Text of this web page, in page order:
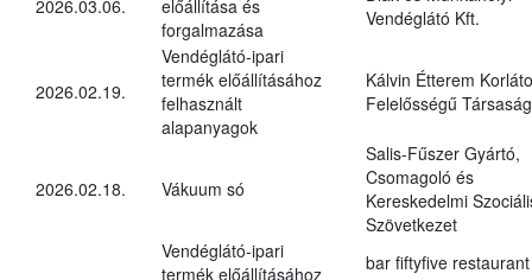
2026.03.06.
előállítása és
forgalmazása
Vendéglátó Kft.
2026.02.19.
Vendéglátó-ipari
termék előállításához
felhasznált
alapanyagok
Kálvin Étterem
Felelősségű Társaság
2026.02.18. Vákuum só
Salis-Fűszer Gyártó,
Csomagoló és
Kereskedelmi
Szövetkezet
Vendéglátó-ipari
termék előállításához
bar fiftyfive restaurant